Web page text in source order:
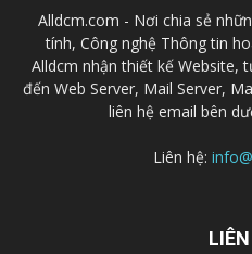
Alldcm.com - Nơi chia sẻ
tính, Công nghệ Thông tin
Alldcm nhận thiết kế Website,
đến Web Server, Mail Server,
liên hệ email bên
Liên hệ: